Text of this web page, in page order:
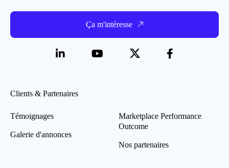
Ça m'intéresse
Clients & Partenaires
Témoignages
Galerie d'annonces
Marketplace Performance
Outcome
Nos partenaires